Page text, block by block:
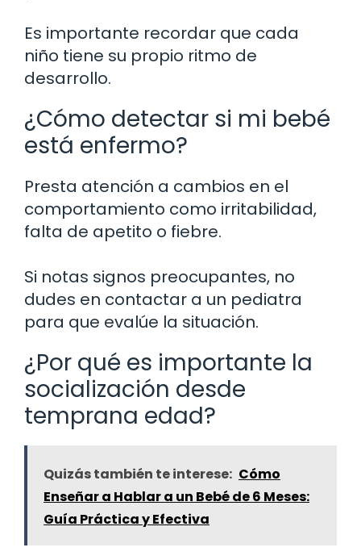
Es importante recordar que cada
niño tiene su propio ritmo de
desarrollo.
¿Cómo detectar si mi bebé
está enfermo?
Presta atención a cambios en el
comportamiento como irritabilidad,
falta de apetito o fiebre.
Si notas signos preocupantes, no
dudes en contactar a un pediatra
para que evalúe la situación.
¿Por qué es importante la
socialización desde
temprana edad?
Quizás también te interese: Cómo
Enseñar a Hablar a un Bebé de 6 Meses:
Guía Práctica y Efectiva